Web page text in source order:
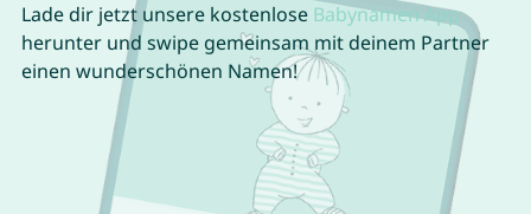
Lade dir jetzt unsere kostenlose Babynamen App
herunter und swipe gemeinsam mit deinem Partner
einen wunderschönen Namen!